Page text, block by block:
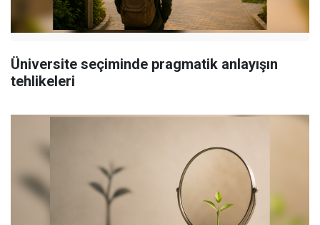
Üniversite seçiminde pragmatik anlayışın
tehlikeleri